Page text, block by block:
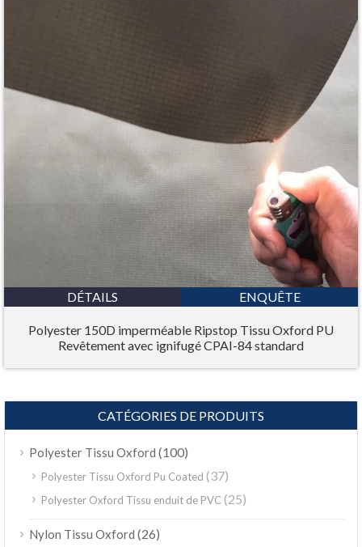
DÉTAILS ENQUÊTE
Polyester 150D imperméable Ripstop Tissu Oxford PU
Revêtement avec ignifugé CPAI-84 standard
CATÉGORIES DE PRODUITS
Polyester Tissu Oxford (100)
Polyester Tissu Oxford Pu Coated (37)
Polyester Oxford Tissu enduit de PVC(25)
Nylon Tissu Oxford (26)